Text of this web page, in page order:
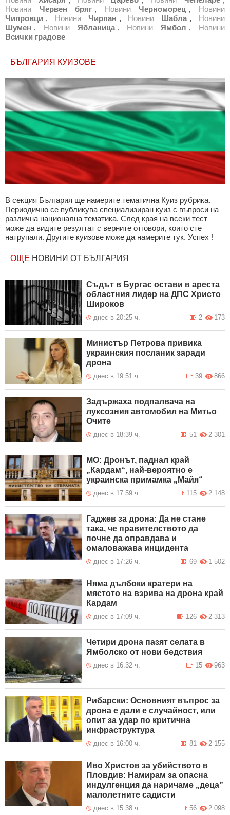
Новини
Червен бряг , Новини Черноморец , Новини
Чипровци , Новини Чирпан , Новини Шабла , Новини
Шумен , Новини Ябланица , Новини Ямбол , Новини
Всички градове
БЪЛГАРИЯ КУИЗОВЕ
В секция България ще намерите тематична Куиз рубрика.
Периодично се публикува специализиран куиз с въпроси на
различна национална тематика. След края на всеки тест
може да видите резултат с верните отговори, които сте
натрупали. Другите куизове може да намерите тук. Успех !
ОЩЕ НОВИНИ ОТ БЪЛГАРИЯ
Съдът в Бургас остави в ареста
областния лидер на ДПС Христо
Широков
днес в 20:25 ч. 173
2
Министър Петрова привика
украинския посланик заради
дрона
днес в 19:51 ч. 866
39
Задържаха подпалвача на
луксозния автомобил на Митьо
Очите
днес в 18:39 ч. 2 301
51
МО: Дронът, паднал край
„Кардам“, най-вероятно е
украинска примамка „Майя“
днес в 17:59 ч. 2 148
115
Гаджев за дрона: Да не стане
така, че правителството да
почне да оправдава и
омаловажава инцидента
днес в 17:26 ч. 1 502
69
Няма дълбоки кратери на
мястото на взрива на дрона край
Кардам
днес в 17:09 ч. 2 313
126
Четири дрона пазят селата в
Ямболско от нови бедствия
днес в 16:32 ч. 963
15
Рибарски: Основният въпрос за
дрона е дали е случайност, или
опит за удар по критична
инфраструктура
днес в 16:00 ч. 2 155
81
Иво Христов за убийството в
Пловдив: Намирам за опасна
индулгенция да наричаме „деца”
малолетните садисти
днес в 15:38 ч. 2 098
56